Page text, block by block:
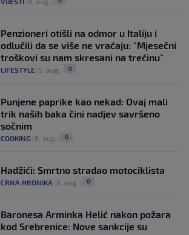
Penzioneri otišli na odmor u Italiju i
odlučili da se više ne vraćaju: "Mjesečni
troškovi su nam skresani na trećinu"
LIFESTYLE 5. aug. 0
Punjene paprike kao nekad: Ovaj mali
trik naših baka čini nadjev savršeno
sočnim
COOKING 8. aug. 0
Hadžići: Smrtno stradao motociklista
CRNA HRONIKA 8. aug. 0
Baronesa Arminka Helić nakon požara
kod Srebrenice: Nove sankcije su